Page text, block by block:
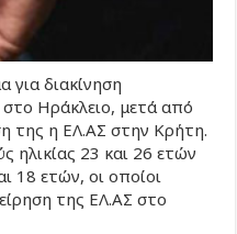
για διακίνηση
Ηράκλειο, μετά από
της η ΕΛ.ΑΣ στην Κρήτη.
ηλικίας 23 και 26 ετών
18 ετών, οι οποίοι
της ΕΛ.ΑΣ στο